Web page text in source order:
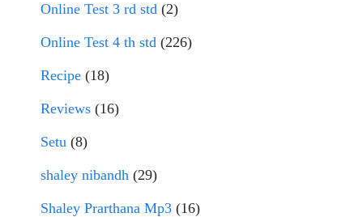
Online Test 3 rd std (2)
Online Test 4 th std (226)
Recipe (18)
Reviews (16)
Setu (8)
shaley nibandh (29)
Shaley Prarthana Mp3 (16)